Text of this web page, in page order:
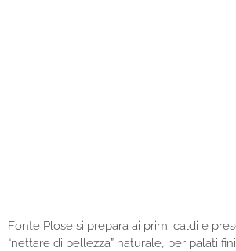
Fonte Plose si prepara ai primi caldi e
“nettare di bellezza” naturale, per palati